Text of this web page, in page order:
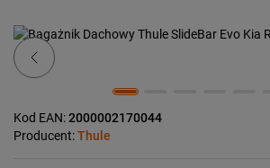
Previous
Kod EAN:2000002170044
Producent:Thule